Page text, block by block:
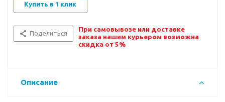
Купить в 1 клик
Поделиться
При самовывозе или доставке
заказа нашим курьером возможна
скидка от 5%
Описание